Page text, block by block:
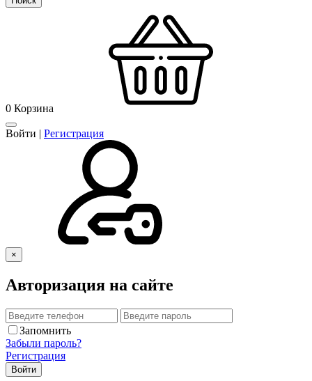
0 Корзина
Войти | Регистрация
×
Авторизация на сайте
Запомнить
Забыли пароль?
Регистрация